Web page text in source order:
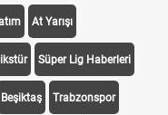
At Yarışı
Süper Lig Haberleri
Beşiktaş Trabzonspor